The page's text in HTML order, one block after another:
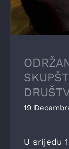
19
U srijedu